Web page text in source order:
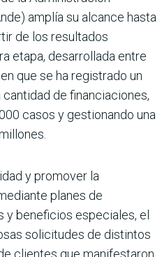
amplía su alcance hasta
de los resultados
etapa, desarrollada entre
que se ha registrado un
de financiaciones,
casos y gestionando una
y promover la
planes de
y beneficios especiales, el
solicitudes de distintos
clientes que manifestaron